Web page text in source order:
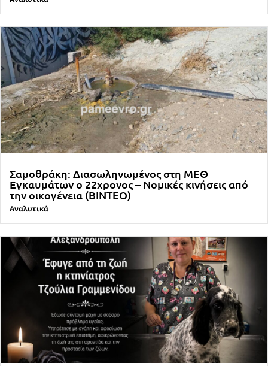
Σαμοθράκη: Διασωληνωμένος στη ΜΕΘ
Εγκαυμάτων ο 22χρονος – Νομικές κινήσεις από
την οικογένεια (ΒΙΝΤΕΟ)
Αναλυτικά